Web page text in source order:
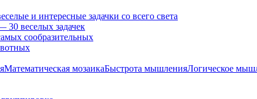
и интересные задачки со всего света
30 веселых задачек
сообразительных
Математическая мозаикаБыстрота мышленияЛогическое